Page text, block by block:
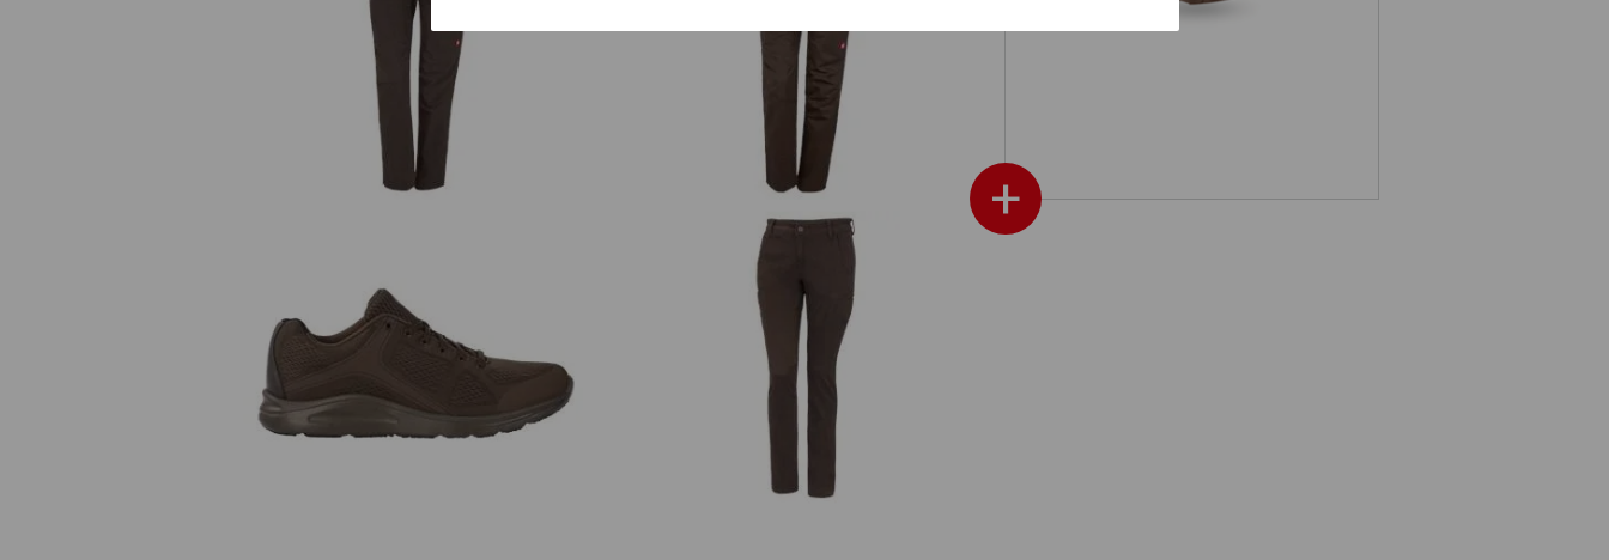
+
e.s. Pracovní kalhoty pocket, dámské e.s. Pracovní kalhoty base, dámské
e.s. O1 Pracovní obuv Asterope e.s. Pracovní kalhoty Chino, dámské